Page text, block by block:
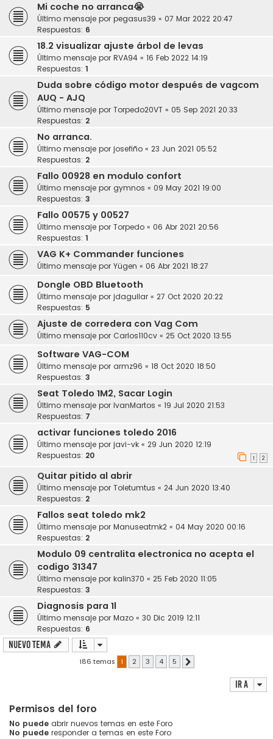
Mi coche no arranca😭
Último mensaje por pegasus39 « 07 Mar 2022 20:47
Respuestas: 6
18.2 visualizar ajuste árbol de levas
Último mensaje por RVA94 « 16 Feb 2022 14:19
Respuestas: 1
Duda sobre código motor después de vagcom
AUQ - AJQ
Último mensaje por Torpedo20VT « 05 Sep 2021 20:33
Respuestas: 2
No arranca.
Último mensaje por josefiño « 23 Jun 2021 05:52
Respuestas: 2
Fallo 00928 en modulo confort
Último mensaje por gymnos « 09 May 2021 19:00
Respuestas: 3
Fallo 00575 y 00527
Último mensaje por Torpedo « 06 Abr 2021 20:56
Respuestas: 1
VAG K+ Commander funciones
Último mensaje por Yügen « 06 Abr 2021 18:27
Dongle OBD Bluetooth
Último mensaje por jdaguilar « 27 Oct 2020 20:22
Respuestas: 5
Ajuste de corredera con Vag Com
Último mensaje por Carlos110cv « 25 Oct 2020 13:55
Software VAG-COM
Último mensaje por armz96 « 18 Oct 2020 18:50
Respuestas: 3
Seat Toledo 1M2, Sacar Login
Último mensaje por IvanMartos « 19 Jul 2020 21:53
Respuestas: 7
activar funciones toledo 2016
Último mensaje por javi-vk « 29 Jun 2020 12:19
Respuestas: 20 1 2
Quitar pitido al abrir
Último mensaje por Toletumtus « 24 Jun 2020 13:40
Respuestas: 2
Fallos seat toledo mk2
Último mensaje por Manuseatmk2 « 04 May 2020 00:16
Respuestas: 2
Modulo 09 centralita electronica no acepta el
codigo 31347
Último mensaje por kalin370 « 25 Feb 2020 11:05
Respuestas: 3
Diagnosis para 1l
Último mensaje por Mazo « 30 Dic 2019 12:11
Respuestas: 6
Nuevo Tema
186 temas 1 2 3 4 5
Ir a
Permisos del foro
No puede abrir nuevos temas en este Foro
No puede responder a temas en este Foro